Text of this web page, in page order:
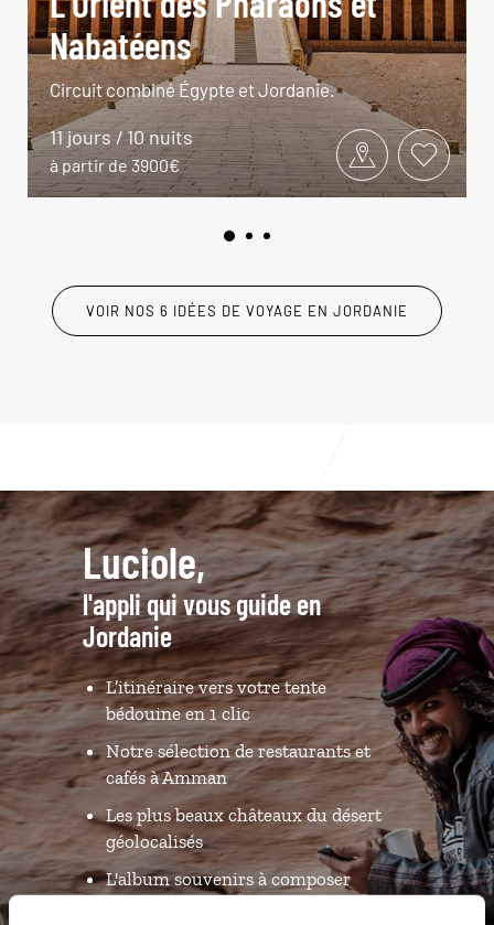
Nabatéens
Circuit combiné Égypte et Jordanie.
11 jours / 10 nuits
à partir de 3900€
VOIR NOS 6 IDÉES DE VOYAGE EN JORDANIE
Luciole,
l'appli qui vous guide en
Jordanie
L’itinéraire vers votre tente
bédouine en 1 clic
Notre sélection de restaurants et
cafés à Amman
Les plus beaux châteaux du désert
géolocalisés
L'album souvenirs à composer